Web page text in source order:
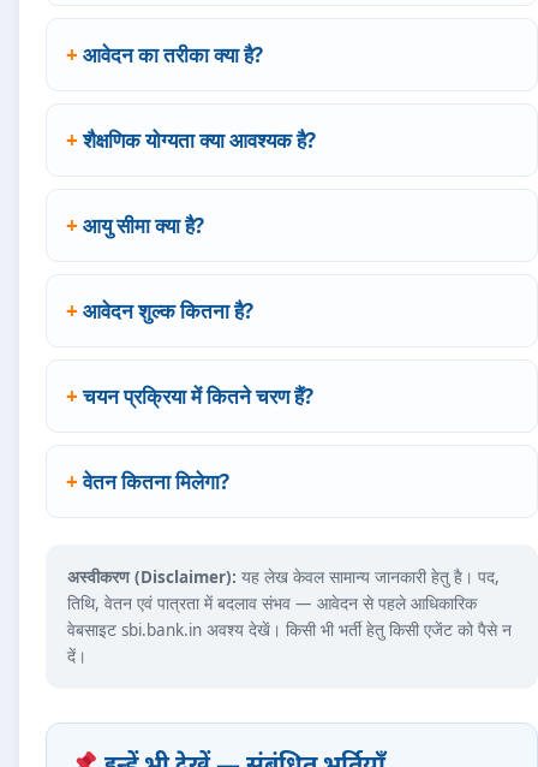
आवेदन का तरीका क्या है?
शैक्षणिक योग्यता क्या आवश्यक है?
आयु सीमा क्या है?
आवेदन शुल्क कितना है?
चयन प्रक्रिया में कितने चरण हैं?
वेतन कितना मिलेगा?
अस्वीकरण (Disclaimer): यह लेख केवल सामान्य जानकारी हेतु है। पद,
तिथि, वेतन एवं पात्रता में बदलाव संभव — आवेदन से पहले आधिकारिक
वेबसाइट sbi.bank.in अवश्य देखें। किसी भी भर्ती हेतु किसी एजेंट को पैसे न
दें।